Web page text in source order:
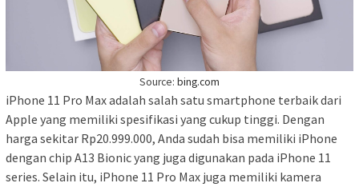
Source: bing.com
iPhone 11 Pro Max adalah salah satu smartphone terbaik dari
Apple yang memiliki spesifikasi yang cukup tinggi. Dengan
harga sekitar Rp20.999.000, Anda sudah bisa memiliki iPhone
dengan chip A13 Bionic yang juga digunakan pada iPhone 11
series. Selain itu, iPhone 11 Pro Max juga memiliki kamera